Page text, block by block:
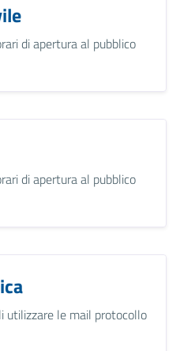
di apertura al pubblico
di apertura al pubblico
utilizzare le mail protocollo